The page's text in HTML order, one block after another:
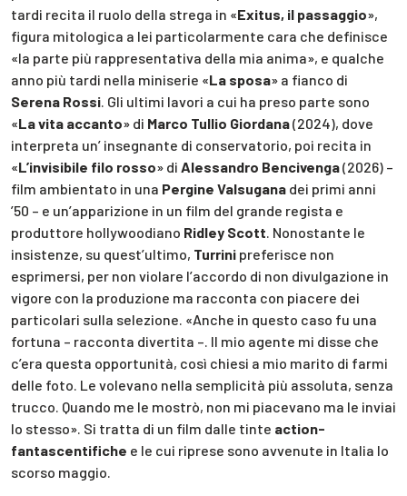
tardi recita il ruolo della strega in «Exitus, il passaggio»,
figura mitologica a lei particolarmente cara che definisce
«la parte più rappresentativa della mia anima», e qualche
anno più tardi nella miniserie «La sposa» a fianco di
Serena Rossi. Gli ultimi lavori a cui ha preso parte sono
«La vita accanto» di Marco Tullio Giordana(2024), dove
interpreta un’ insegnante di conservatorio, poi recita in
«L’invisibile filo rosso» di Alessandro Bencivenga(2026) –
film ambientato in una Pergine Valsugana dei primi anni
’50 – e un’apparizione in un film del grande regista e
produttore hollywoodiano Ridley Scott. Nonostante le
insistenze, su quest’ultimo, Turrini preferisce non
esprimersi, per non violare l’accordo di non divulgazione in
vigore con la produzione ma racconta con piacere dei
particolari sulla selezione. «Anche in questo caso fu una
fortuna – racconta divertita –. Il mio agente mi disse che
c’era questa opportunità, così chiesi a mio marito di farmi
delle foto. Le volevano nella semplicità più assoluta, senza
trucco. Quando me le mostrò, non mi piacevano ma le inviai
lo stesso». Si tratta di un film dalle tinte action-
fantascentifiche e le cui riprese sono avvenute in Italia lo
scorso maggio.